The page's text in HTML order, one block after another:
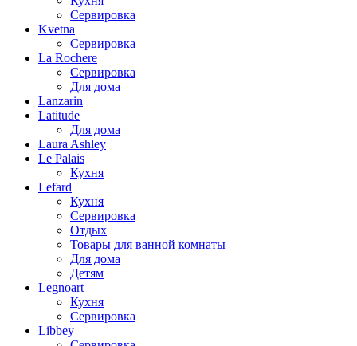
Сервировка
Kvetna
Сервировка
La Rochere
Сервировка
Для дома
Lanzarin
Latitude
Для дома
Laura Ashley
Le Palais
Кухня
Lefard
Кухня
Сервировка
Отдых
Товары для ванной комнаты
Для дома
Детям
Legnoart
Кухня
Сервировка
Libbey